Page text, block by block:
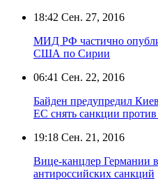
18:42 Сен. 27, 2016
МИД РФ частично
США по Сирии
06:41 Сен. 22, 2016
Байден предупредил
ЕС снять санкции
19:18 Сен. 21, 2016
Вице-канцлер Германии
антироссийских санкций